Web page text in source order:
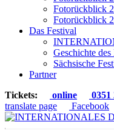
Fotorückblick
Fotorückblick
Das Festival
Geschichte
Sächsische
Partner
Tickets:
online 0351
translate page
Facebook